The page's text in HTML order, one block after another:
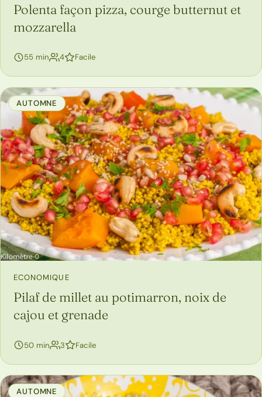
Polenta façon pizza, courge butternut et
mozzarella
55 min 4personnes
Facile
AUTOMNE
ECONOMIQUE
Pilaf de millet au potimarron, noix de
cajou et grenade
50 min 3personnes
Facile
AUTOMNE